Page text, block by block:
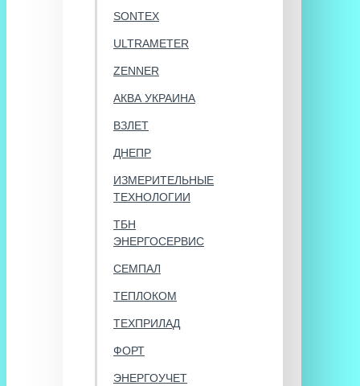
SONTEX
ULTRAMETER
ZENNER
АКВА УКРАИНА
ВЗЛЕТ
ДНЕПР
ИЗМЕРИТЕЛЬНЫЕ
ТЕХНОЛОГИИ
ТБН
ЭНЕРГОСЕРВИС
СЕМПАЛ
ТЕПЛОКОМ
ТЕХПРИЛАД
ФОРТ
ЭНЕРГОУЧЕТ